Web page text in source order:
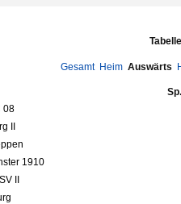
Tabelle
Gesamt HeimAuswärts
Sp.
08
II
1910
II